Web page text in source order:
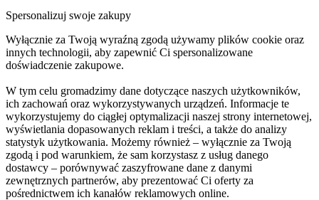
Spersonalizuj swoje zakupy
Wyłącznie za Twoją wyraźną zgodą używamy plików cookie oraz
innych technologii, aby zapewnić Ci spersonalizowane
doświadczenie zakupowe.
W tym celu gromadzimy dane dotyczące naszych użytkowników,
ich zachowań oraz wykorzystywanych urządzeń. Informacje te
wykorzystujemy do ciągłej optymalizacji naszej strony internetowej,
wyświetlania dopasowanych reklam i treści, a także do analizy
statystyk użytkowania. Możemy również – wyłącznie za Twoją
zgodą i pod warunkiem, że sam korzystasz z usług danego
dostawcy – porównywać zaszyfrowane dane z danymi
zewnętrznych partnerów, aby prezentować Ci oferty za
pośrednictwem ich kanałów reklamowych online.